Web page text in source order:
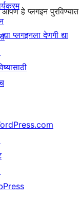
आपण हे प्लगइन
ह्या प्लगइनला देणगी द्या